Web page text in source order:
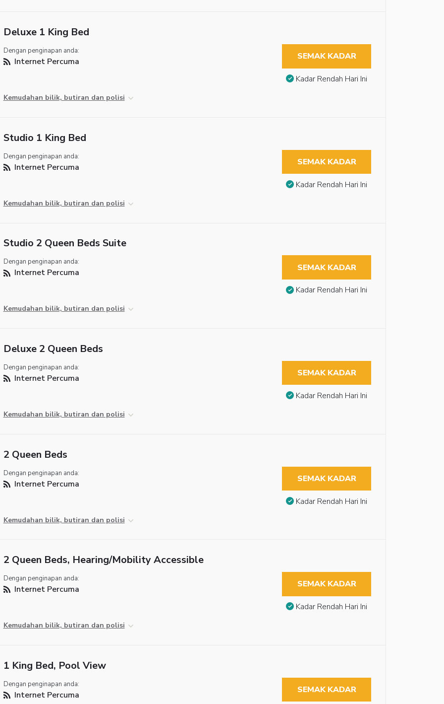
Deluxe 1 King Bed
Dengan penginapan anda:
Internet Percuma
Kemudahan bilik, butiran dan polisi
SEMAK KADAR
Kadar Rendah Hari Ini
Studio 1 King Bed
Dengan penginapan anda:
Internet Percuma
Kemudahan bilik, butiran dan polisi
SEMAK KADAR
Kadar Rendah Hari Ini
Studio 2 Queen Beds Suite
Dengan penginapan anda:
Internet Percuma
Kemudahan bilik, butiran dan polisi
SEMAK KADAR
Kadar Rendah Hari Ini
Deluxe 2 Queen Beds
Dengan penginapan anda:
Internet Percuma
Kemudahan bilik, butiran dan polisi
SEMAK KADAR
Kadar Rendah Hari Ini
2 Queen Beds
Dengan penginapan anda:
Internet Percuma
Kemudahan bilik, butiran dan polisi
SEMAK KADAR
Kadar Rendah Hari Ini
2 Queen Beds, Hearing/Mobility Accessible
Dengan penginapan anda:
Internet Percuma
Kemudahan bilik, butiran dan polisi
SEMAK KADAR
Kadar Rendah Hari Ini
1 King Bed, Pool View
Dengan penginapan anda:
Internet Percuma SEMAK KADAR